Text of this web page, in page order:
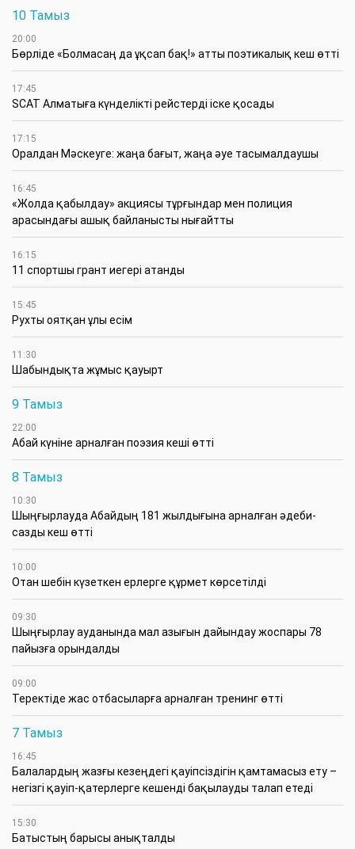
10 Тамыз
20:00
Бөрліде «Болмасаң да ұқсап бақ!» атты поэтикалық кеш өтті
17:45
SCAT Алматыға күнделікті рейстерді іске қосады
17:15
Оралдан Мәскеуге: жаңа бағыт, жаңа әуе тасымалдаушы
16:45
«Жолда қабылдау» акциясы тұрғындар мен полиция
арасындағы ашық байланысты нығайтты
16:15
11 спортшы грант иегері атанды
15:45
Рухты оятқан ұлы есім
11:30
Шабындықта жұмыс қауырт
9 Тамыз
22:00
Абай күніне арналған поэзия кеші өтті
8 Тамыз
10:30
Шыңғырлауда Абайдың 181 жылдығына арналған әдеби-
сазды кеш өтті
10:00
Отан шебін күзеткен ерлерге құрмет көрсетілді
09:30
​Шыңғырлау ауданында мал азығын дайындау жоспары 78
пайызға орындалды
09:00
​Теректіде жас отбасыларға арналған тренинг өтті
7 Тамыз
16:45
Балалардың жазғы кезеңдегі қауіпсіздігін қамтамасыз ету –
негізгі қауіп-қатерлерге кешенді бақылауды талап етеді
15:30
Батыстың барысы анықталды